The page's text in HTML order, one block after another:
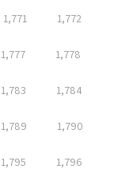
1,771 1,772
1,777 1,778
1,783 1,784
1,789 1,790
1,795 1,796